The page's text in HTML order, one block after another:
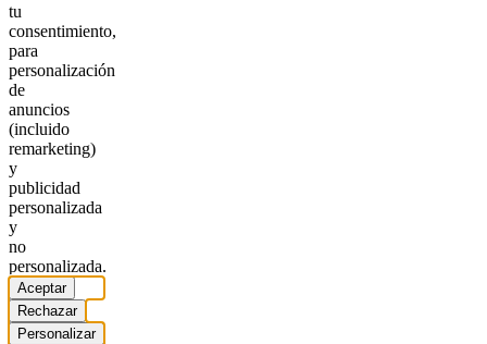
tu
consentimiento,
para
personalización
de
anuncios
(incluido
remarketing)
y
publicidad
personalizada
y
no
personalizada.
Aceptar
Rechazar
Personalizar